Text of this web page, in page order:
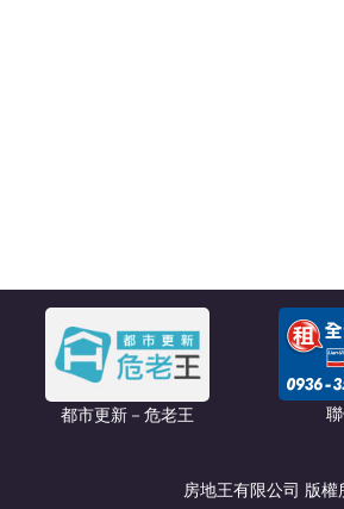
都市更新－危老王
房地王有限公司 版